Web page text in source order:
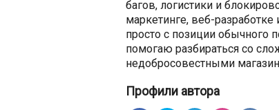
багов, логистики и
маркетинге, веб-разработке
просто с позиции обычного
помогаю разбираться со
недобросовестными
Профили автора